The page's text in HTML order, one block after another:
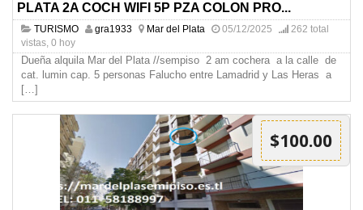
PLATA 2A COCH WIFI 5P PZA COLON PRO...
TURISMO gra1933 Mar del Plata 05/12/2025
262 total
vistas, 0 hoy
Dueña alquila Mar del Plata //sempiso 2 am cochera a la calle de
cat. lumin cap. 5 personas Falucho entre Lamadrid y Las Heras a
[…]
$100.00